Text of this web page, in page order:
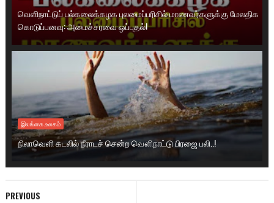
வெளிநாட்டுப் பல்கலைக்கழக புலமைப்பரிசில் மாணவர்களுக்கு மேலதிக
கொடுப்பனவு: அமைச்சரவை ஒப்புதல்!
இலங்கை.உலகம்
நிலாவெளி கடலில் நீராடச் சென்ற வௌிநாட்டு பிரஜை பலி..!
PREVIOUS